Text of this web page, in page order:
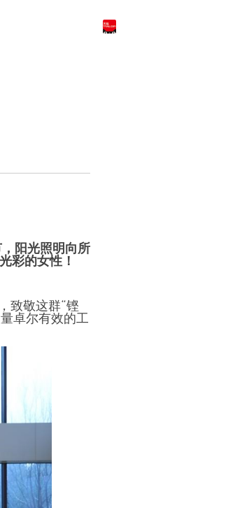
阳光照明向所
彩的女性！
致敬这群“铿
卓尔有效的工